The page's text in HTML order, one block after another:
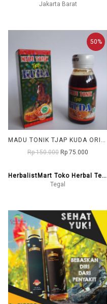
Jakarta Barat
50%
MADU TONIK TJAP KUDA ORIGINAL
Rp 150.000 Rp 75.000
HerbalistMart Toko Herbal Tegal
Tegal